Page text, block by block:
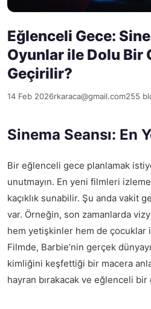
Eğlenceli Gece:
Oyunlar ile Dolu Bir
Geçirilir?
14 Feb 2026rkaraca@gmail.com255
Sinema Seansı: En
Bir eğlenceli gece planlamak
unutmayın. En yeni filmleri
kaçıklık sunabilir. Şu anda vakit
var. Örneğin, son zamanlarda
hem yetişkinler hem de çocuklar
Filmde, Barbie’nin gerçek
kimliğini keşfettiği bir macera
hayran bırakacak ve eğlenceli bir